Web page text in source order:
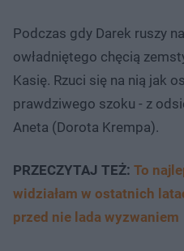
Podczas gdy Darek ruszy
owładniętego chęcią
Kasię. Rzuci się na nią jak
prawdziwego szoku - z
Aneta (Dorota Krempa).
PRZECZYTAJ TEŻ: To
widziałam w ostatnich
przed nie lada wyzwaniem